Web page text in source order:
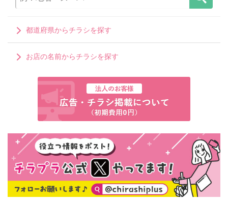
都道府県からチラシを探す
お店の名前からチラシを探す